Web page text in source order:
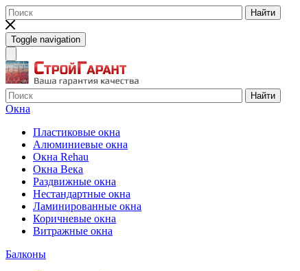
Найти
Toggle navigation
Найти
Окна
Пластиковые окна
Алюминиевые окна
Окна Rehau
Окна Века
Раздвижные окна
Нестандартные окна
Ламинированные окна
Коричневые окна
Витражные окна
Балконы